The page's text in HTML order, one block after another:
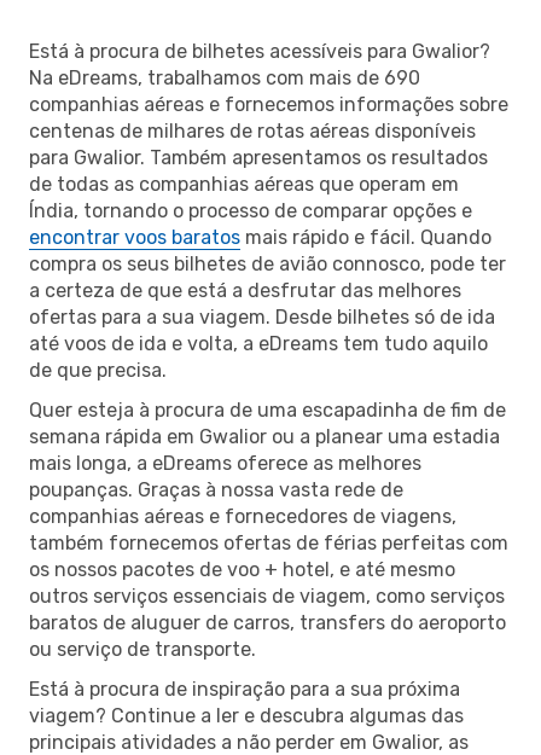
Está à procura de bilhetes acessíveis para Gwalior?
Na eDreams, trabalhamos com mais de 690
companhias aéreas e fornecemos informações sobre
centenas de milhares de rotas aéreas disponíveis
para Gwalior. Também apresentamos os resultados
de todas as companhias aéreas que operam em
Índia, tornando o processo de comparar opções e
encontrar voos baratos mais rápido e fácil. Quando
compra os seus bilhetes de avião connosco, pode ter
a certeza de que está a desfrutar das melhores
ofertas para a sua viagem. Desde bilhetes só de ida
até voos de ida e volta, a eDreams tem tudo aquilo
de que precisa.
Quer esteja à procura de uma escapadinha de fim de
semana rápida em Gwalior ou a planear uma estadia
mais longa, a eDreams oferece as melhores
poupanças. Graças à nossa vasta rede de
companhias aéreas e fornecedores de viagens,
também fornecemos ofertas de férias perfeitas com
os nossos pacotes de voo + hotel, e até mesmo
outros serviços essenciais de viagem, como serviços
baratos de aluguer de carros, transfers do aeroporto
ou serviço de transporte.
Está à procura de inspiração para a sua próxima
viagem? Continue a ler e descubra algumas das
principais atividades a não perder em Gwalior, as